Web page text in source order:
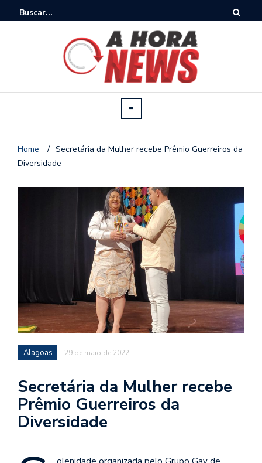
Home / Secretária da Mulher recebe Prêmio Guerreiros da
Diversidade
Alagoas 29 de maio de 2022
Secretária da Mulher recebe
Prêmio Guerreiros da
Diversidade